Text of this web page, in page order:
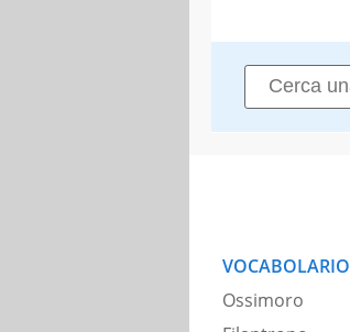
VOCABOLARIO
Ossimoro